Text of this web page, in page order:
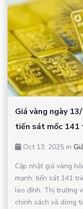
Giá vàng ngày
tiến sát mốc 141
Oct 13, 2025 in
Cập nhật giá vàng
mạnh, tiến sát 141
leo đỉnh. Thị trường
chính sách và dòng